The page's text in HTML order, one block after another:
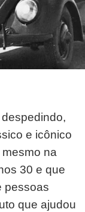
e icônico
na
30 e que
pessoas
que ajudou